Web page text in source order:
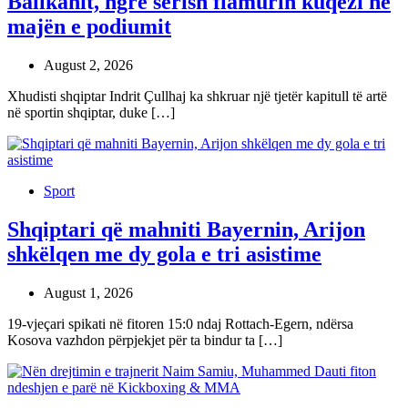
majën e podiumit
August 2, 2026
Xhudisti shqiptar Indrit Çullhaj ka shkruar një tjetër kapitull të artë
në sportin shqiptar, duke […]
Sport
Shqiptari që mahniti Bayernin, Arijon
shkëlqen me dy gola e tri asistime
August 1, 2026
19-vjeçari spikati në fitoren 15:0 ndaj Rottach-Egern, ndërsa
Kosova vazhdon përpjekjet për ta bindur ta […]